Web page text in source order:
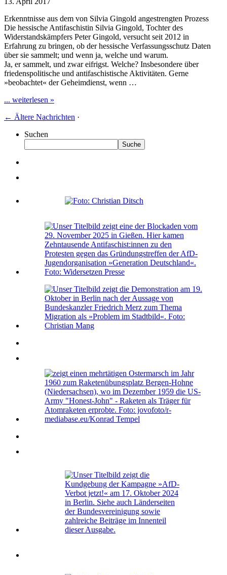
Erkenntnisse aus dem von Silvia Gingold angestrengten Prozess
Die hessische Antifaschistin Silvia Gingold, Tochter des
Widerstandskämpfers Peter Gingold, versucht seit 2012 in
Erfahrung zu bringen, ob der hessische Verfassungsschutz Daten
über sie sammelt; und wenn ja, welche und warum.
Ja, er sammelt, und zwar eifrigst. Welche? Insbesondere über
friedenspolitische und antifaschistische Aktivitäten. Gerne
»beobachtet« der Geheimdienst, wenn …
... weiterlesen »
← Ältere Nachrichten ·
Suchen
Suche